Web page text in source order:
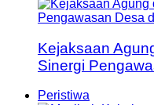
Kejaksaan
Sinergi
Peristiwa